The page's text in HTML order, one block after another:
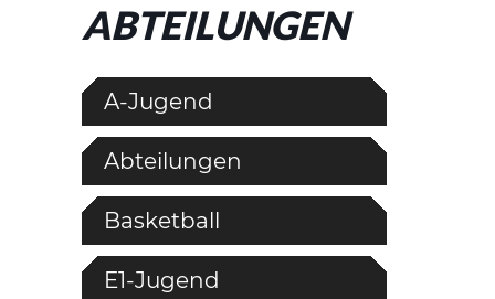
ABTEILUNGEN
A-Jugend
Abteilungen
Basketball
E1-Jugend